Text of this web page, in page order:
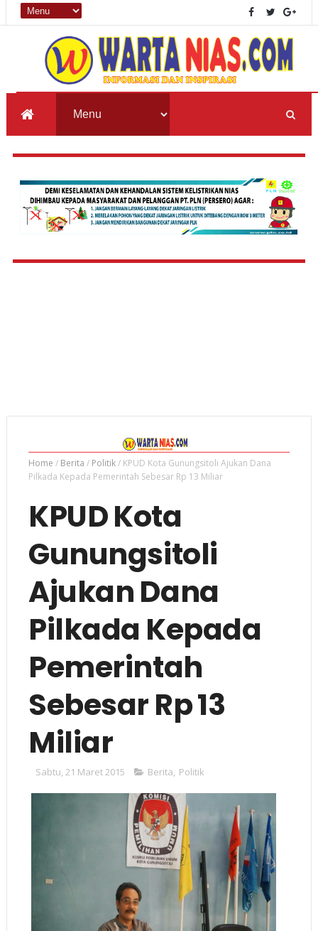
Home / Berita / Politik/ KPUD Kota Gunungsitoli Ajukan Dana
Pilkada Kepada Pemerintah Sebesar Rp 13 Miliar
KPUD Kota
Gunungsitoli
Ajukan Dana
Pilkada Kepada
Pemerintah
Sebesar Rp 13
Miliar
Sabtu, 21 Maret 2015 Berita, Politik